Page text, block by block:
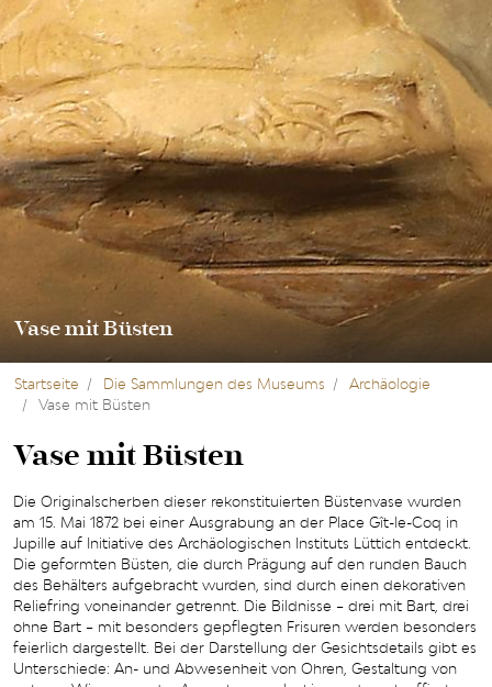
Vase mit Büsten
Startseite Die Sammlungen des Museums
Archäologie
Vase mit Büsten
Vase mit Büsten
Die Originalscherben dieser rekonstituierten Büstenvase wurden
am 15. Mai 1872 bei einer Ausgrabung an der Place Gît-le-Coq in
Jupille auf Initiative des Archäologischen Instituts Lüttich entdeckt.
Die geformten Büsten, die durch Prägung auf den runden Bauch
des Behälters aufgebracht wurden, sind durch einen dekorativen
Reliefring voneinander getrennt. Die Bildnisse – drei mit Bart, drei
ohne Bart – mit besonders gepflegten Frisuren werden besonders
feierlich dargestellt. Bei der Darstellung der Gesichtsdetails gibt es
Unterschiede: An- und Abwesenheit von Ohren, Gestaltung von